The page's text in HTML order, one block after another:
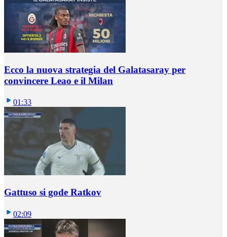
Ecco la nuova strategia del Galatasaray per
convincere Leao e il Milan
01:33
Gattuso si gode Ratkov
02:09